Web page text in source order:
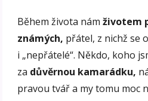
Během života námživotem
známých, přátel, z nichž se
i „nepřátelé“. Někdo, koho
za důvěrnou kamarádku,
pravou tvář a my tomu moc